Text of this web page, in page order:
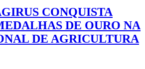
CONQUISTA
DE OURO NA
DE AGRICULTURA